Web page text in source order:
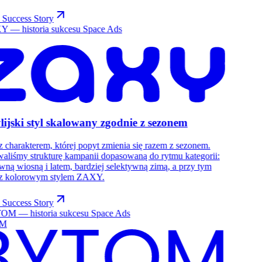
Story
styl skalowany zgodnie z sezonem
charakterem, której popyt zmienia się razem z sezonem.
strukturę kampanii dopasowaną do rytmu kategorii:
wiosną i latem, bardziej selektywną zimą, a przy tym
kolorowym stylem ZAXY.
Story